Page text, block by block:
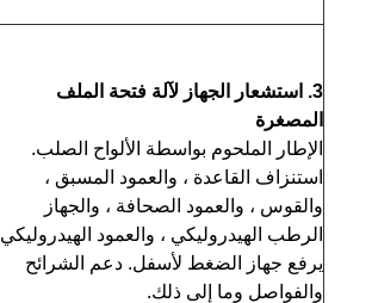
3. استشعار الجهاز لآلة فتحة الملف
المصغرة
الإطار الملحوم بواسطة الألواح الصلب.
استنزاف القاعدة ، والعمود المسبق ،
والقوس ، والعمود الصحافة ، والجهاز
الرطب الهيدروليكي ، والعمود الهيدروليكي
يرفع جهاز الضغط لأسفل. دعم الشرائح
والفواصل وما إلى ذلك.